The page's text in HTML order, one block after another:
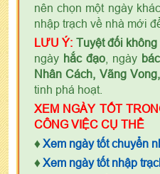
nên chọn một ngày
nhập trạch về nhà mới
LƯU Ý: Tuyệt đối không
ngày hắc đạo, ngày
Nhân Cách, Vãng
tinh phá hoạt.
XEM NGÀY TỐT
CÔNG VIỆC CỤ THỂ
♦ Xem ngày tốt chuyển
♦ Xem ngày tốt nhập